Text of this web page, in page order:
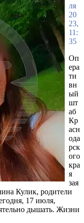
ля
20
23,
11:
35
Оп
ера
ти
вн
ый
шт
аб
Кр
асн
ода
рск
ого
кра
я
зая
Кулик, родители
17 июля,
дышать. Жизни